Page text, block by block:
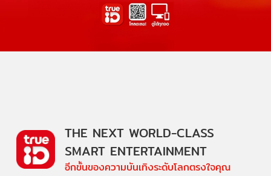
THE NEXT WORLD-CLASS
SMART ENTERTAINMENT
อีกขั้นของความบันเทิงระดับโลกตรงใจคุณ